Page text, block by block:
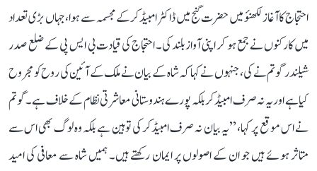
احتجاج کا آغاز لکھنؤ میں حضرت گنج میں ڈاکٹر امبیڈکر کے مجسمہ سے ہوا، جہاں بڑی تعداد
میں کارکنوں نے جمع ہو کر اپنی آواز بلند کی۔ احتجاج کی قیادت بی ایس پی کے ضلع صدر
شیلندر گوتم نے کی، جنہوں نے کہا کہ شاہ کے بیان نے ملک کے آئین کی روح کو مجروح
کیا ہے اور یہ نہ صرف امبیڈکر بلکہ پورے ہندوستانی معاشرتی نظام کے خلاف ہے۔ گوتم
نے اس موقع پر کہا، ’’یہ بیان نہ صرف امبیڈکر کی توہین ہے بلکہ وہ لوگ بھی اس سے
متاثر ہوئے ہیں جو ان کے اصولوں پر ایمان رکھتے ہیں۔ ہمیں شاہ سے معافی کی امید